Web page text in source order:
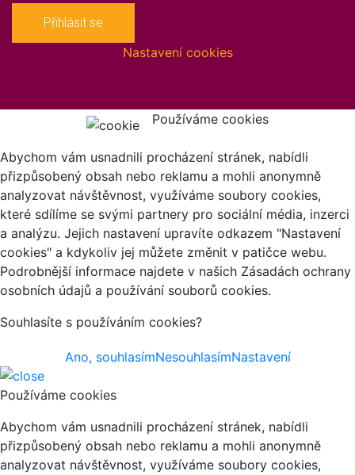
Přihlásit se
Nastavení cookies
Používáme cookies
Abychom vám usnadnili procházení stránek, nabídli
přizpůsobený obsah nebo reklamu a mohli anonymně
analyzovat návštěvnost, využíváme soubory cookies,
které sdílíme se svými partnery pro sociální média, inzerci
a analýzu. Jejich nastavení upravíte odkazem "Nastavení
cookies" a kdykoliv jej můžete změnit v patičce webu.
Podrobnější informace najdete v našich Zásadách ochrany
osobních údajů a používání souborů cookies.
Souhlasíte s používáním cookies?
Ano, souhlasímNesouhlasímNastavení
Používáme cookies
Abychom vám usnadnili procházení stránek, nabídli
přizpůsobený obsah nebo reklamu a mohli anonymně
analyzovat návštěvnost, využíváme soubory cookies,